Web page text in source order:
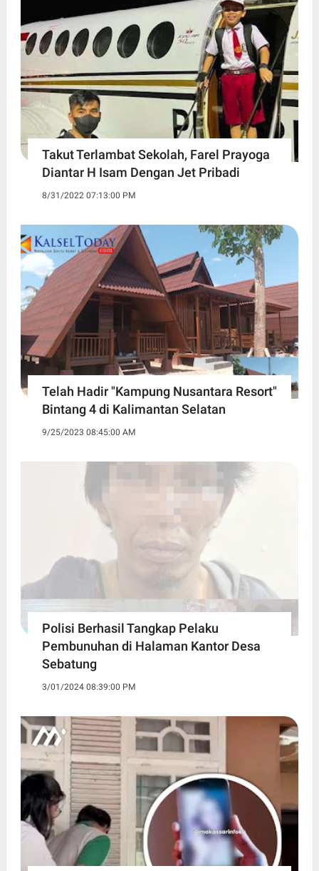
Takut Terlambat Sekolah, Farel Prayoga
Diantar H Isam Dengan Jet Pribadi
8/31/2022 07:13:00 PM
Telah Hadir "Kampung Nusantara Resort"
Bintang 4 di Kalimantan Selatan
9/25/2023 08:45:00 AM
Polisi Berhasil Tangkap Pelaku
Pembunuhan di Halaman Kantor Desa
Sebatung
3/01/2024 08:39:00 PM